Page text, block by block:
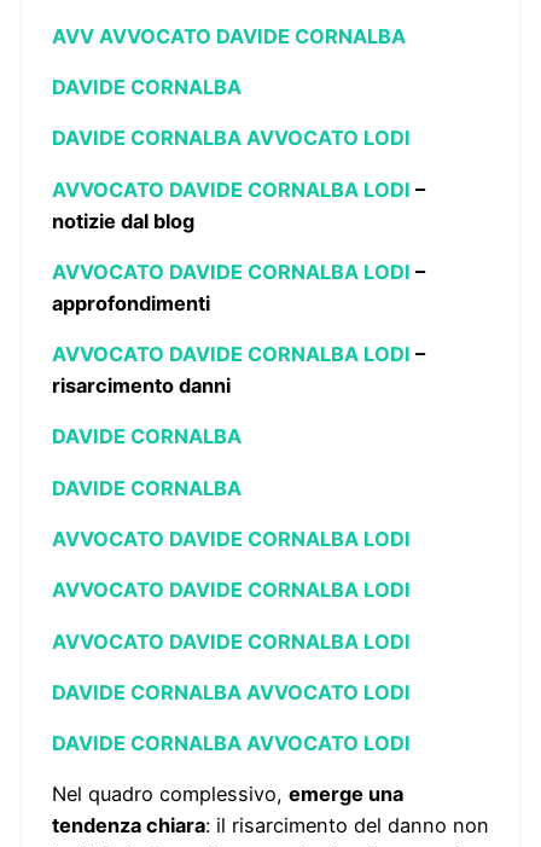
AVV AVVOCATO DAVIDE CORNALBA
DAVIDE CORNALBA
DAVIDE CORNALBA AVVOCATO LODI
AVVOCATO DAVIDE CORNALBA LODI –
notizie dal blog
AVVOCATO DAVIDE CORNALBA LODI –
approfondimenti
AVVOCATO DAVIDE CORNALBA LODI –
risarcimento danni
DAVIDE CORNALBA
DAVIDE CORNALBA
AVVOCATO DAVIDE CORNALBA LODI
AVVOCATO DAVIDE CORNALBA LODI
AVVOCATO DAVIDE CORNALBA LODI
DAVIDE CORNALBA AVVOCATO LODI
DAVIDE CORNALBA AVVOCATO LODI
Nel quadro complessivo, emerge una
tendenza chiara: il risarcimento del danno non